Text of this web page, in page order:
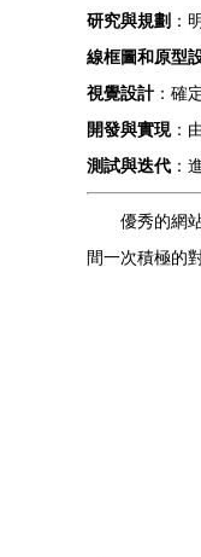
研究與規劃 ：
線框圖和原型
視覺設計：確
開發與實現：
測試與迭代 ：
優秀的網
間一次積極的